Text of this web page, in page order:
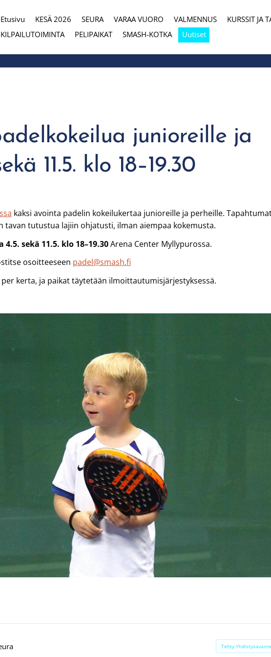
Etusivu KESÄ 2026 SEURA VARAA VUORO VALMENNUS
KURSSIT JA
KILPAILUTOIMINTA
PELIPAIKAT SMASH-KOTKA Uutiset
junioreille ja
11.5. klo 18–19.30
kaksi avointa padelin kokeilukertaa junioreille ja perheille.
tutustua lajiin ohjatusti, ilman aiempaa kokemusta.
sekä 11.5. klo 18–19.30Arena Center Myllypurossa.
osoitteeseen padel@smash.fi
kerta, ja paikat täytetään ilmoittautumisjärjestyksessä.
Tehty